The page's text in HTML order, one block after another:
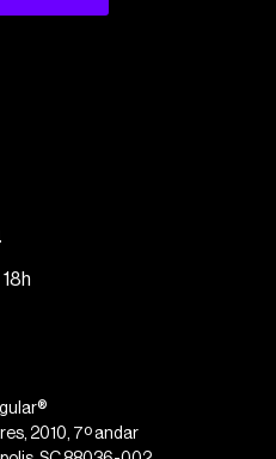
2010, 7º andar